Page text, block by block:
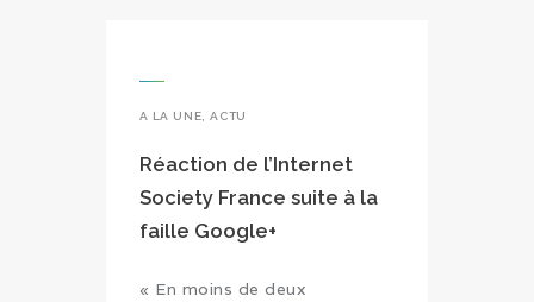
A LA UNE,ACTU
Réaction de l’Internet
Society France suite à la
faille Google+
« En moins de deux